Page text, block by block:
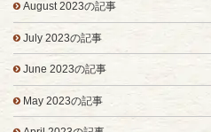
August 2023の記事
July 2023の記事
June 2023の記事
May 2023の記事